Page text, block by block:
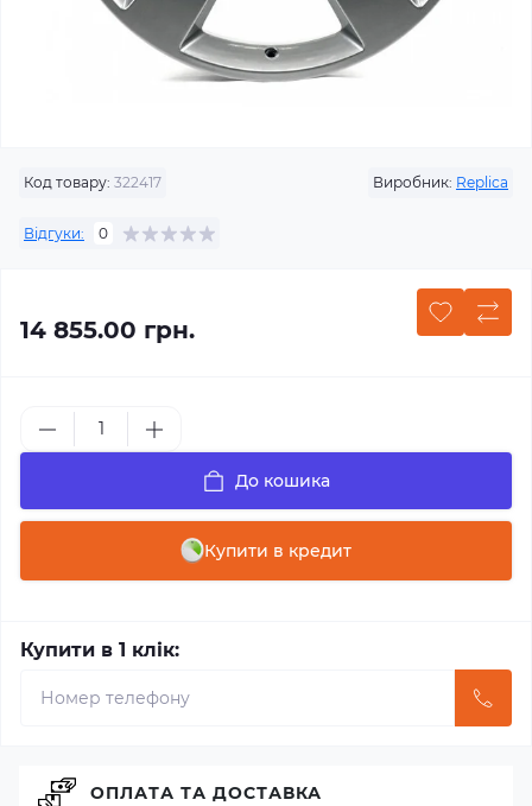
Код товару: 322417 Виробник: Replica
Відгуки: 0
14 855.00 грн.
До кошика
Купити в кредит
Купити в 1 клік:
ОПЛАТА ТА ДОСТАВКА